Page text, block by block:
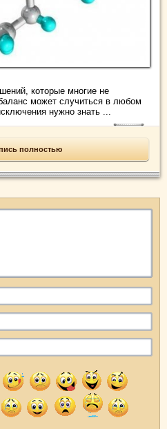
которые многие не
может случиться в любом
нужно знать ...
полностью